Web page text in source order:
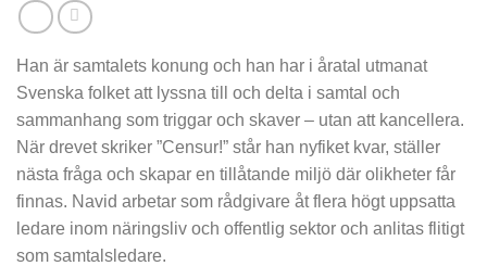
Han är samtalets konung och han har i åratal utmanat
Svenska folket att lyssna till och delta i samtal och
sammanhang som triggar och skaver – utan att kancellera.
När drevet skriker ”Censur!” står han nyfiket kvar, ställer
nästa fråga och skapar en tillåtande miljö där olikheter får
finnas. Navid arbetar som rådgivare åt flera högt uppsatta
ledare inom näringsliv och offentlig sektor och anlitas flitigt
som samtalsledare.